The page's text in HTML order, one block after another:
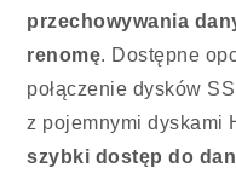
przechowywania
renomę. Dostępne
połączenie dysków
z pojemnymi dyskami
szybki dostęp do